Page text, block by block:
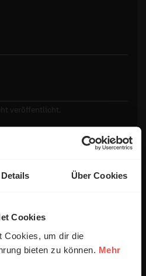
Details Über Cookies
Cookies
Cookies, um dir die
bieten zu können. Mehr
veröffentlicht.
öffentlich teilen.
dass meine Angaben
Online-Angebots
erfolgt keine Weitergabe
siehe